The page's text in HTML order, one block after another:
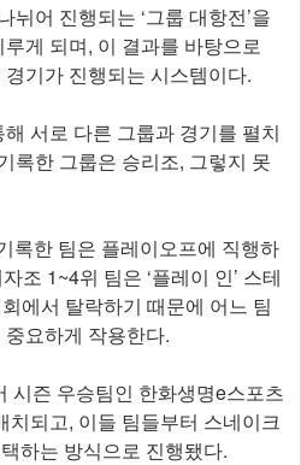
뉘어 진행되는 ‘그룹 대항전’을
게 되며, 이 결과를 바탕으로
경기가 진행되는 시스템이다.
서로 다른 그룹과 경기를 펼치
록한 그룹은 승리조, 그렇지 못
록한 팀은 플레이오프에 직행하
조 1~4위 팀은 ‘플레이 인’ 스테
에서 탈락하기 때문에 어느 팀
요하게 작용한다.
시즌 우승팀인 한화생명e스포츠
치되고, 이들 팀들부터 스네이크
하는 방식으로 진행됐다.